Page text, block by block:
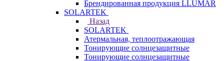
Брендированная продукция LLUMAR
SOLARTEK
Назад
SOLARTEK
Атермальная, теплоотражающая
Тонирующие солнцезащитные
Тонирующие солнцезащитные